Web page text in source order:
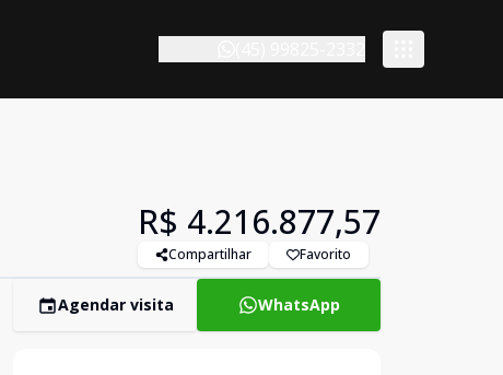
R$ 4.216.877,57
Compartilhar Favorito
Agendar visita WhatsApp